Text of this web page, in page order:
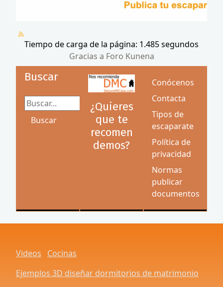
Tiempo de carga de la página: 1.485 segundos
Gracias a Foro Kunena
Buscar
Buscar...
Buscar
¿Quieres
que te
recomen
demos?
Conócenos
Contacta
Tipos de
escaparate
Política de
privacidad
Normas
publicar
documentos
Videos
Cocinas
Ejemplos 3D diseñar dormitorios de matrimonio